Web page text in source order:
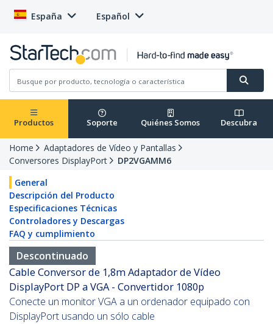
España Español
Productos Soporte Quiénes Somos Descubra
Home
Adaptadores de Vídeo y Pantallas
Conversores DisplayPort
DP2VGAMM6
General
Descripción del Producto
Especificaciones Técnicas
Controladores y Descargas
FAQ y cumplimiento
Descontinuado
Cable Conversor de 1,8m Adaptador de Vídeo
DisplayPort DP a VGA - Convertidor 1080p
Conecte un monitor VGA a un ordenador equipado con
DisplayPort usando un sólo cable